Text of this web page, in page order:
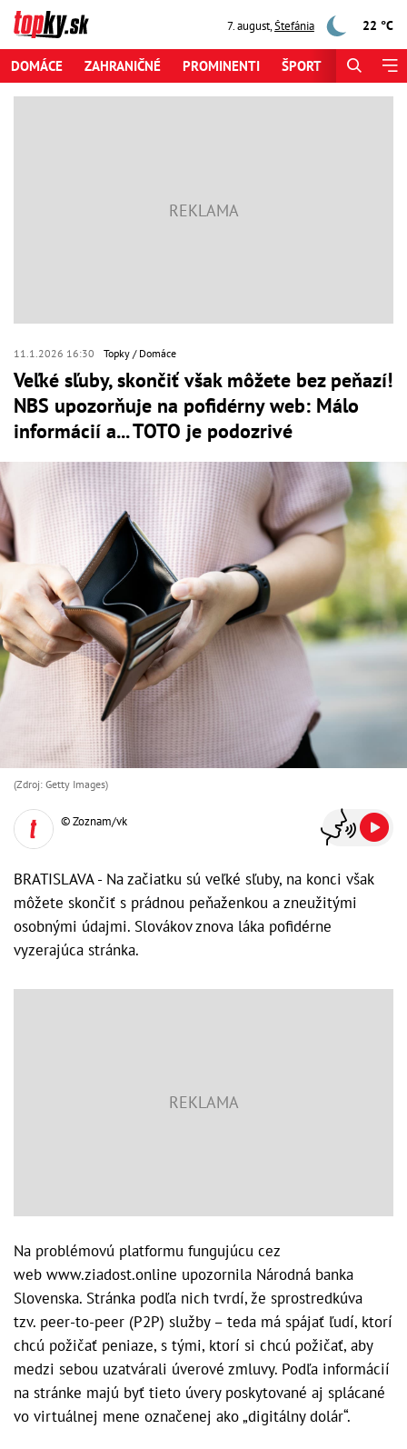
7. august,Štefánia 22 °C
DOMÁCE ZAHRANIČNÉ PROMINENTI ŠPORT
11.1.2026 16:30 Topky Domáce
Veľké sľuby, skončiť však môžete bez peňazí!
NBS upozorňuje na pofidérny web: Málo
informácií a... TOTO je podozrivé
(Zdroj: Getty Images)
© Zoznam/vk
BRATISLAVA - Na začiatku sú veľké sľuby, na konci však
môžete skončiť s prádnou peňaženkou a zneužitými
osobnými údajmi. Slovákov znova láka pofidérne
vyzerajúca stránka.
Na problémovú platformu fungujúcu cez
web www.ziadost.online upozornila Národná banka
Slovenska. Stránka podľa nich tvrdí, že sprostredkúva
tzv. peer-to-peer (P2P) služby – teda má spájať ľudí, ktorí
chcú požičať peniaze, s tými, ktorí si chcú požičať, aby
medzi sebou uzatvárali úverové zmluvy. Podľa informácií
na stránke majú byť tieto úvery poskytované aj splácané
vo virtuálnej mene označenej ako „digitálny dolár“.